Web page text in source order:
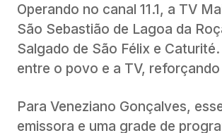
Operando no canal 11.1, a TV
São Sebastião de Lagoa da
Salgado de São Félix e
entre o povo e a TV,
Para Veneziano Gonçalves,
emissora e uma grade de